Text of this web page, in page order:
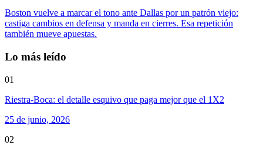
Boston vuelve a marcar el tono ante Dallas por un patrón viejo:
castiga cambios en defensa y manda en cierres. Esa repetición
también mueve apuestas.
Lo más leído
01
Riestra-Boca: el detalle esquivo que paga mejor que el 1X2
25 de junio, 2026
02